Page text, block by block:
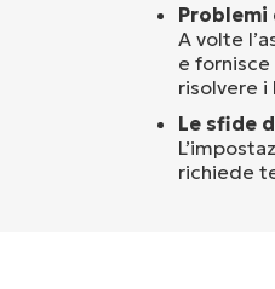
Problemi
A volte
e
risolvere
Le sfide
richiede